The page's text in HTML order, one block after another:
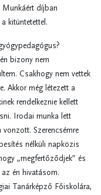
Munkáért díjban
kitüntetettel.
bizony nem
Csakhogy nem vettek
Akkor még létezett a
rendelkeznie kellett
Irodai munka lett
Szerencsémre
nélküli napközis
„megfertőződjek” és
én hivatásom.
Tanárképző Főiskolára,